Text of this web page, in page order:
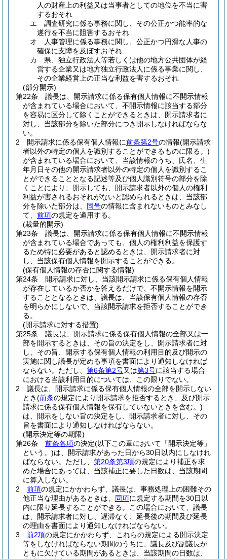
人の財産上の利益又は当事者としての地位を不当に害
するおそれ
エ
調査研究に係る事務に関し、その公正かつ能率的な
遂行を不当に阻害するおそれ
オ
人事管理に係る事務に関し、公正かつ円滑な人事の
確保に支障を及ぼすおそれ
カ
県、独立行政法人等若しくは他の地方公共団体が経
営する企業又は地方独立行政法人に係る事業に関し、
その企業経営上の正当な利益を害するおそれ
(部分開示)
第22条
議長は、開示請求に係る保有個人情報に不開示情報
が含まれている場合において、不開示情報に該当する部分
を容易に区分して除くことができるときは、開示請求者に
対し、当該部分を除いた部分につき開示しなければならな
い。
2
開示請求に係る保有個人情報に前条第2号の情報(開示請求
者以外の特定の個人を識別することができるものに限る。)
が含まれている場合において、当該情報のうち、氏名、生
年月日その他の開示請求者以外の特定の個人を識別するこ
とができることとなる記述等及び個人識別符号の部分を除
くことにより、開示しても、開示請求者以外の個人の権利
利益が害されるおそれがないと認められるときは、当該部
分を除いた部分は、 同号の情報に含まれないものとみなし
て、 前項の規定を適用する。
(裁量的開示)
第23条
議長は、開示請求に係る保有個人情報に不開示情報
が含まれている場合であっても、個人の権利利益を保護す
るため特に必要があると認めるときは、開示請求者に対
し、当該保有個人情報を開示することができる。
(保有個人情報の存否に関する情報)
第24条
開示請求に対し、当該開示請求に係る保有個人情報
が存在しているか否かを答えるだけで、不開示情報を開示
することとなるときは、議長は、当該保有個人情報の存否
を明らかにしないで、当該開示請求を拒否することができ
る。
(開示請求に対する措置)
第25条
議長は、開示請求に係る保有個人情報の全部又は一
部を開示するときは、その旨の決定をし、開示請求者に対
し、その旨、開示する保有個人情報の利用目的及び開示の
実施に関し議長が定める事項を書面により通知しなければ
ならない。 ただし、 第6条第2号又は第3号に該当する場合
における当該利用目的については、この限りでない。
2
議長は、開示請求に係る保有個人情報の全部を開示しない
とき(前条の規定により開示請求を拒否するとき、及び開示
請求に係る保有個人情報を保有していないときを含む。)
は、開示をしない旨の決定をし、開示請求者に対し、その
旨を書面により通知しなければならない。
(開示決定等の期限)
第26条
前条各項の決定(以下この章において「開示決定等」
という。)は、開示請求があった日から30日以内にしなけれ
ばならない。 ただし、 第20条第3項の規定により補正を求
めた場合にあっては、当該補正に要した日数は、当該期間
に算入しない。
2
前項の規定にかかわらず、議長は、事務処理上の困難その
他正当な理由があるときは、 同項に規定する期間を30日以
内に限り延長することができる。
この場合において、議長
は、開示請求者に対し、遅滞なく、延長後の期間及び延長
の理由を書面により通知しなければならない。
3
前2項の規定にかかわらず、これらの規定による開示決定
等をしなければならない期間のうちに、議長及び副議長が
ともに欠けている期間があるときは、当該期間の日数は、